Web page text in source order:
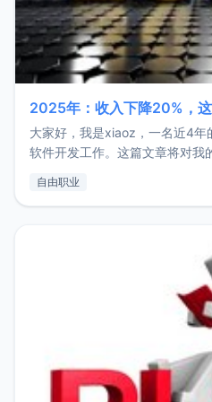
2025年：收入下降20%，
大家好，我是xiaoz，一名近4年
软件开发工作。这篇文章将对我
收入下降20%，但却过得很充实
自由职业